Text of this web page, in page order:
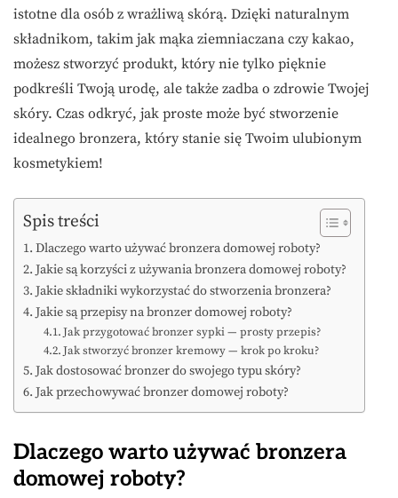
istotne dla osób z wrażliwą skórą. Dzięki naturalnym
składnikom, takim jak mąka ziemniaczana czy kakao,
możesz stworzyć produkt, który nie tylko pięknie
podkreśli Twoją urodę, ale także zadba o zdrowie Twojej
skóry. Czas odkryć, jak proste może być stworzenie
idealnego bronzera, który stanie się Twoim ulubionym
kosmetykiem!
Spis treści
Dlaczego warto używać bronzera domowej roboty?
Jakie są korzyści z używania bronzera domowej roboty?
Jakie składniki wykorzystać do stworzenia bronzera?
Jakie są przepisy na bronzer domowej roboty?
Jak przygotować bronzer sypki — prosty przepis?
Jak stworzyć bronzer kremowy — krok po kroku?
Jak dostosować bronzer do swojego typu skóry?
Jak przechowywać bronzer domowej roboty?
Dlaczego warto używać bronzera
domowej roboty?